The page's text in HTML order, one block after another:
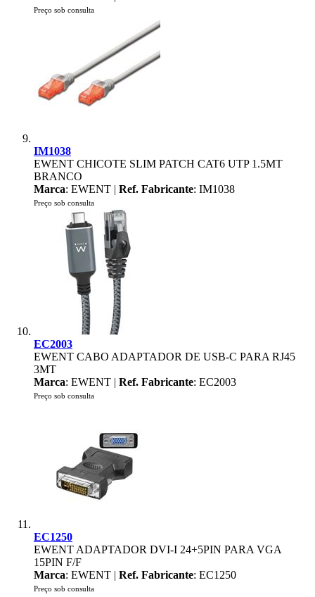
Preço sob consulta
IM1038
EWENT CHICOTE SLIM PATCH CAT6 UTP 1.5MT
BRANCO
Marca: EWENT | Ref. Fabricante: IM1038
Preço sob consulta
EC2003
EWENT CABO ADAPTADOR DE USB-C PARA RJ45
3MT
Marca: EWENT | Ref. Fabricante: EC2003
Preço sob consulta
EC1250
EWENT ADAPTADOR DVI-I 24+5PIN PARA VGA
15PIN F/F
Marca: EWENT | Ref. Fabricante: EC1250
Preço sob consulta